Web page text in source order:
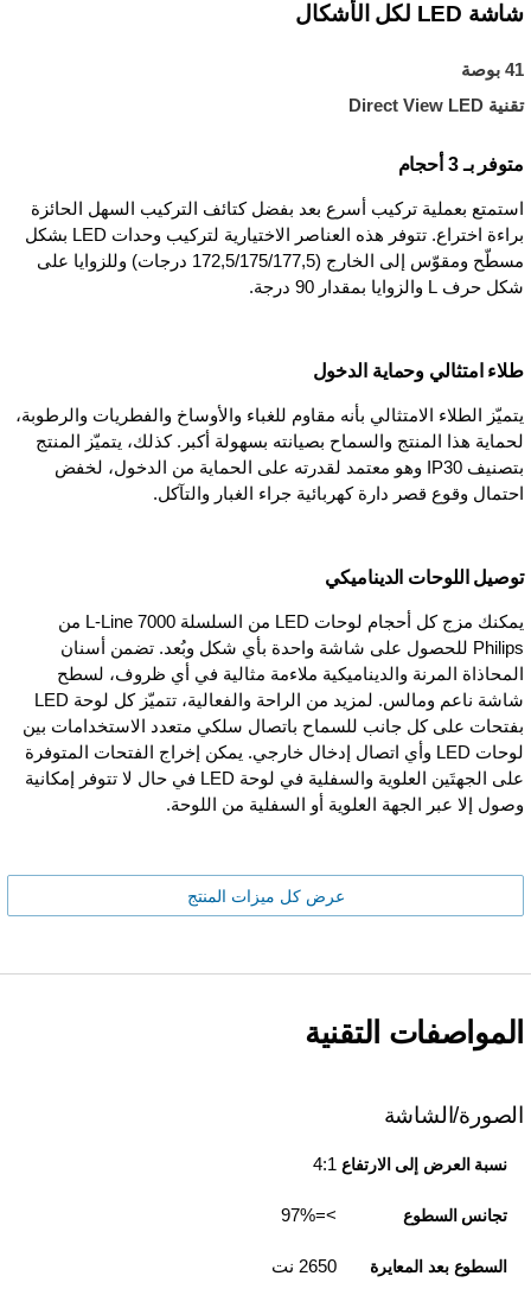
شاشة LED لكل الأشكال
41 بوصة
تقنية Direct View LED
متوفر بـ 3 أحجام
استمتع بعملية تركيب أسرع بعد بفضل كتائف التركيب السهل الحائزة
براءة اختراع. تتوفر هذه العناصر الاختيارية لتركيب وحدات LED بشكل
مسطّح ومقوّس إلى الخارج (177,5‏/175‏/172,5 درجات) وللزوايا على
شكل حرف L والزوايا بمقدار 90 درجة.
طلاء امتثالي وحماية الدخول
يتميّز الطلاء الامتثالي بأنه مقاوم للغباء والأوساخ والفطريات والرطوبة،
لحماية هذا المنتج والسماح بصيانته بسهولة أكبر. كذلك، يتميّز المنتج
بتصنيف IP30 وهو معتمد لقدرته على الحماية من الدخول، لخفض
احتمال وقوع قصر دارة كهربائية جراء الغبار والتآكل.
توصيل اللوحات الديناميكي
يمكنك مزج كل أحجام لوحات LED من السلسلة L-Line 7000 من
Philips للحصول على شاشة واحدة بأي شكل وبُعد. تضمن أسنان
المحاذاة المرنة والديناميكية ملاءمة مثالية في أي ظروف، لسطح
شاشة ناعم ومالس. لمزيد من الراحة والفعالية، تتميّز كل لوحة LED
بفتحات على كل جانب للسماح باتصال سلكي متعدد الاستخدامات بين
لوحات LED وأي اتصال إدخال خارجي. يمكن إخراج الفتحات المتوفرة
على الجهتَين العلوية والسفلية في لوحة LED في حال لا تتوفر إمكانية
وصول إلا عبر الجهة العلوية أو السفلية من اللوحة.
عرض كل ميزات المنتج
المواصفات التقنية
الصورة/الشاشة
نسبة العرض إلى الارتفاع 4:1
تجانس السطوع >=97%
السطوع بعد المعايرة 2650 نت